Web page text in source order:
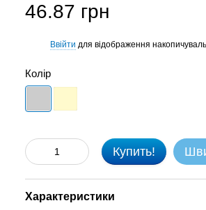
46.87 грн
Ввійти для відображення
Колір
Купить!
Характеристики